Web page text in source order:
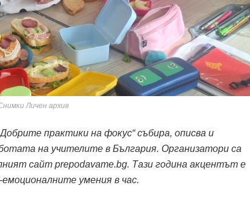
Личен архив
практики на фокус“ събира, описва и
на учителите в България. Организатори са
сайт prepodavame.bg. Тази година акцентът е
умения в час.